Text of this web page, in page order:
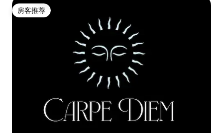
房客推荐
房客推荐